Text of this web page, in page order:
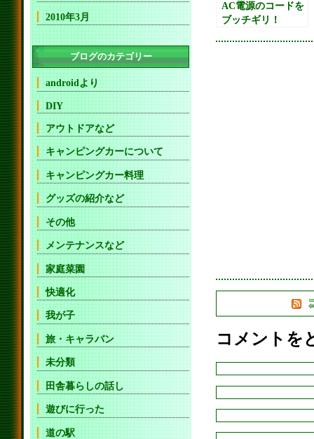
AC電源のコードを
ブッチギリ！
コメントを
2010年3月
ブログのカテゴリー
androidより
DIY
アウトドアなど
キャンピングカーについて
キャンピングカー料理
グッズの紹介など
その他
メンテナンスなど
家庭菜園
快適化
我が子
旅・キャラバン
未分類
田舎暮らしの話し
遊びに行った
道の駅